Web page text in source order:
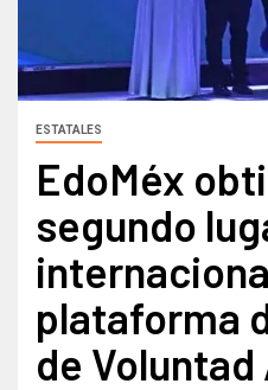
ESTATALES
EdoMéx
segundo
plataforma
de